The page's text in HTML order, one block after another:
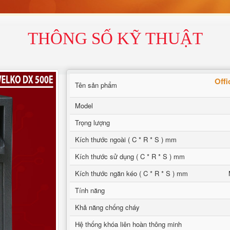
THÔNG SỐ KỸ THUẬT
Tên sản phẩm
Model
Trọng lượng
Kích thước ngoài ( C * R * S ) mm
Kích thước sử dụng ( C * R * S ) mm
Kích thước ngăn kéo ( C * R * S ) mm
Tính năng
Khả năng chống cháy
Hệ thống khóa liên hoàn thông minh